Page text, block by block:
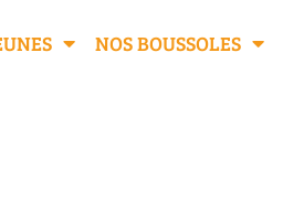
NOS BOUSSOLES